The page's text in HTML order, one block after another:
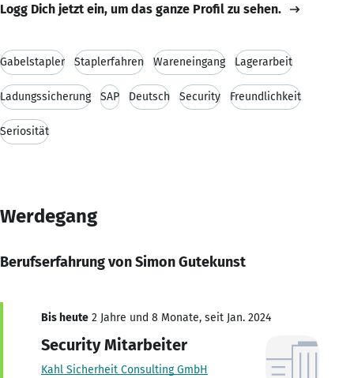
Logg Dich jetzt ein, um das ganze Profil zu sehen.
Gabelstapler Staplerfahren Wareneingang Lagerarbeit
Ladungssicherung SAP Deutsch Security Freundlichkeit
Seriosität
Werdegang
Berufserfahrung von Simon Gutekunst
Bis heute 2 Jahre und 8 Monate, seit Jan. 2024
Security Mitarbeiter
Kahl Sicherheit Consulting GmbH